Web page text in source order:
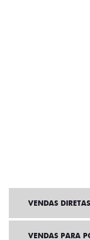
VENDAS DIRETAS
VENDAS PARA